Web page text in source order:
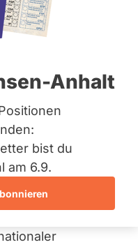
Anhalt
bist du
am 6.9.
bei
fordert die
dazu auf, im
Gesetz zum